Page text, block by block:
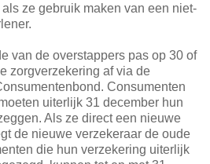
ze gebruik maken van een niet-
van de overstappers pas op 30 of
zorgverzekering af via de
Consumenten
uiterlijk 31 december hun
Als ze direct een nieuwe
de nieuwe verzekeraar de oude
die hun verzekering uiterlijk